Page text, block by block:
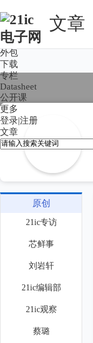
原创
21ic专访
芯鲜事
刘岩轩
21ic编辑部
21ic观察
蔡璐
首页
论坛
外包
下载
专栏
Datasheet
公开课
更多
登录|注册
文章
文章